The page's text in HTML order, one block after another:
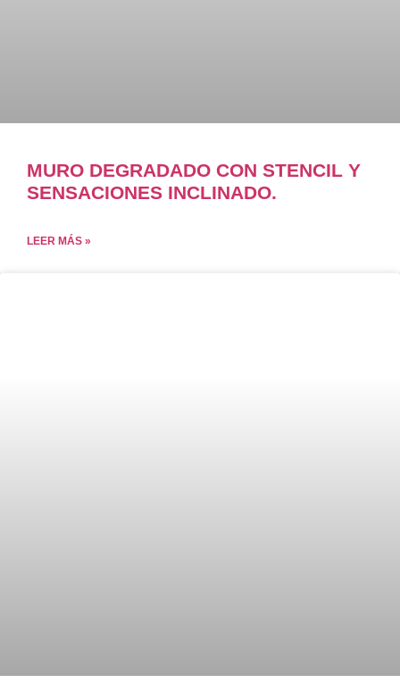
MURO DEGRADADO CON STENCIL Y
SENSACIONES INCLINADO.
LEER MÁS »